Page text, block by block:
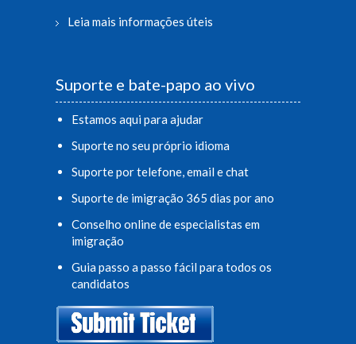
Leia mais informações úteis
Suporte e bate-papo ao vivo
Estamos aqui para ajudar
Suporte no seu próprio idioma
Suporte por telefone, email e chat
Suporte de imigração 365 dias por ano
Conselho online de especialistas em
imigração
Guia passo a passo fácil para todos os
candidatos